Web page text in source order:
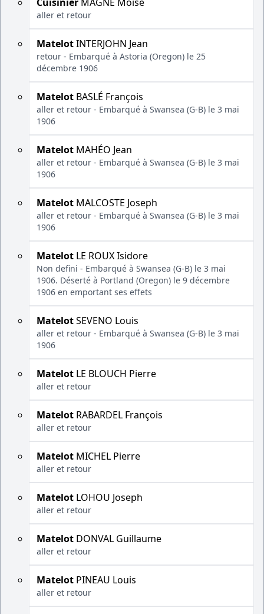
aller et retour
MatelotINTERJOHN Jean
retour - Embarqué à Astoria (Oregon) le 25
décembre 1906
Matelot BASLÉ François
aller et retour - Embarqué à Swansea (G-B) le 3 mai
1906
Matelot MAHÉO Jean
aller et retour - Embarqué à Swansea (G-B) le 3 mai
1906
Matelot MALCOSTE Joseph
aller et retour - Embarqué à Swansea (G-B) le 3 mai
1906
Matelot LE ROUX Isidore
Non defini - Embarqué à Swansea (G-B) le 3 mai
1906. Déserté à Portland (Oregon) le 9 décembre
1906 en emportant ses effets
MatelotSEVENO Louis
aller et retour - Embarqué à Swansea (G-B) le 3 mai
1906
Matelot LE BLOUCH Pierre
aller et retour
Matelot RABARDEL François
aller et retour
Matelot MICHEL Pierre
aller et retour
Matelot LOHOU Joseph
aller et retour
Matelot DONVAL Guillaume
aller et retour
Matelot PINEAU Louis
aller et retour